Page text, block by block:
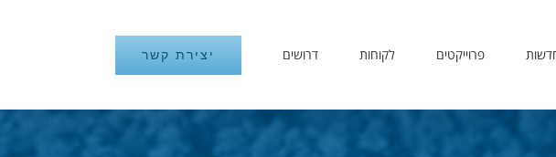
פרוייקטים לקוחות דרושים יצירת קשר